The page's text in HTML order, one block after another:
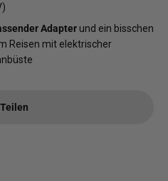
Adapter und ein bisschen
Reisen mit elektrischer
Teilen